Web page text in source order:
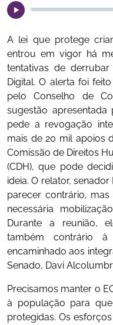
A lei que protege
entrou em vigor há
tentativas de
Digital. O alerta foi
pelo Conselho de
sugestão
pede a revogação
mais de 20 mil apoios
Comissão de Direitos
(CDH), que pode
ideia. O relator,
parecer contrário,
necessária
Durante a reunião,
também contrário
encaminhado aos
Senado, Davi
Precisamos manter o
à população para
protegidas. Os